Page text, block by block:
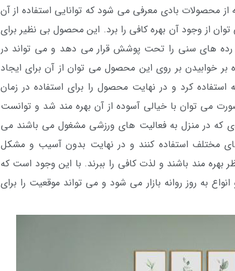
محصولات بادی معرفی می شود که توانایی استفاده از آن
از وجود آن بهره کافی را برد. این محصول بی نظیر برای
رده های سنی را تحت پوشش قرار می دهد و می تواند در
بر خوابیدن بر روی این محصول می توان از آن برای ایجاد
کرد و در نهایت محصول را برای استفاده در زمان
می توان با خیالی آسوده از آن بهره مند شد و توانست
که در منزل به فعالیت های ورزشی مشغول می باشند می
های مختلف استفاده کنند و در نهایت بدون آسیب و مشکل
بهره مند باشند و لذت کافی را ببرند. با این وجود است که
به روز روانه بازار می شود و می تواند موقعیت را برای